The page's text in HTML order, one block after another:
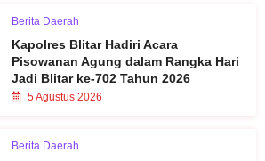
Berita Daerah
Kapolres Blitar Hadiri Acara
Pisowanan Agung dalam Rangka Hari
Jadi Blitar ke-702 Tahun 2026
5 Agustus 2026
Berita Daerah